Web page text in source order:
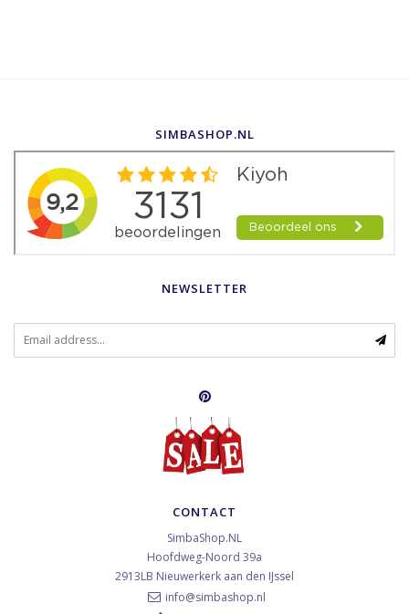
SIMBASHOP.NL
NEWSLETTER
CONTACT
SimbaShop.NL
Hoofdweg-Noord 39a
2913LB Nieuwerkerk aan den IJssel
info@simbashop.nl